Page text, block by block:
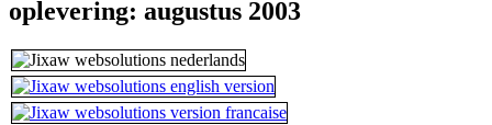
oplevering: augustus 2003